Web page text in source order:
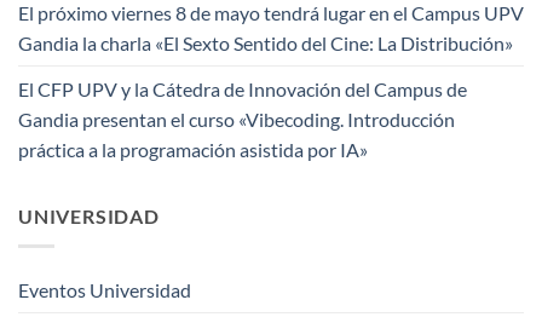
El próximo viernes 8 de mayo tendrá lugar en el Campus UPV
Gandia la charla «El Sexto Sentido del Cine: La Distribución»
El CFP UPV y la Cátedra de Innovación del Campus de
Gandia presentan el curso «Vibecoding. Introducción
práctica a la programación asistida por IA»
UNIVERSIDAD
Eventos Universidad